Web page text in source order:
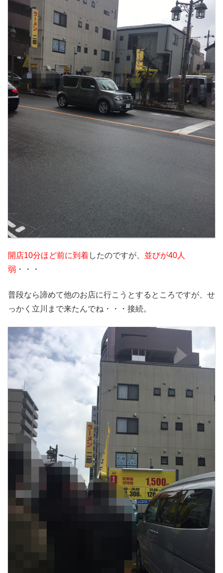
開店10分ほど前に到着したのですが、 並びが40人
弱 ・・・
普段なら諦めて他のお店に行こうとするところですが、せ
っかく立川まで来たんでね・・・接続。